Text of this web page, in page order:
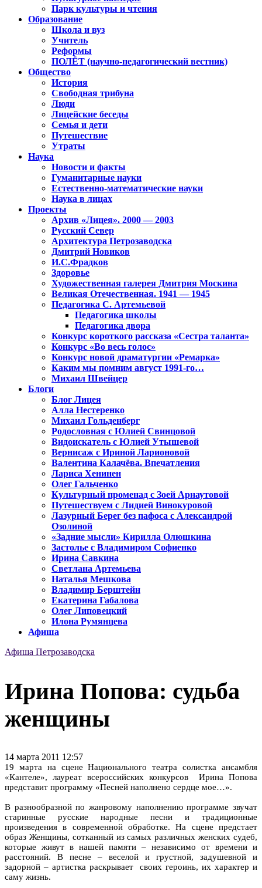
Парк культуры и чтения
Образование
Школа и вуз
Учитель
Реформы
ПОЛЁТ (научно-педагогический вестник)
Общество
История
Свободная трибуна
Люди
Лицейские беседы
Семья и дети
Путешествие
Утраты
Наука
Новости и факты
Гуманитарные науки
Естественно-математические науки
Наука в лицах
Проекты
Архив «Лицея». 2000 — 2003
Русский Север
Архитектура Петрозаводска
Дмитрий Новиков
И.С.Фрадков
Здоровье
Художественная галерея Дмитрия Москина
Великая Отечественная. 1941 — 1945
Педагогика С. Артемьевой
Педагогика школы
Педагогика двора
Конкурс короткого рассказа «Сестра таланта»
Конкурс «Во весь голос»
Конкурс новой драматургии «Ремарка»
Каким мы помним август 1991-го…
Михаил Швейцер
Блоги
Блог Лицея
Алла Нестеренко
Михаил Гольденберг
Родословная с Юлией Свинцовой
Видоискатель с Юлией Утышевой
Вернисаж с Ириной Ларионовой
Валентина Калачёва. Впечатления
Лариса Хенинен
Олег Гальченко
Культурный променад с Зоей Арнаутовой
Путешествуем с Лидией Винокуровой
Лазурный Берег без пафоса с Александрой
Озолиной
«Задние мысли» Кирилла Олюшкина
Застолье с Владимиром Софиенко
Ирина Савкина
Светлана Артемьева
Наталья Мешкова
Владимир Берштейн
Екатерина Габалова
Олег Липовецкий
Илона Румянцева
Афиша
Афиша Петрозаводска
Ирина Попова: судьба
женщины
14 марта 2011 12:57
19 марта на сцене Национального театра солистка ансамбля
«Кантеле», лауреат всероссийских конкурсов Ирина Попова
представит программу «Песней наполнено сердце мое…».
В разнообразной по жанровому наполнению программе звучат
старинные русские народные песни и традиционные
произведения в современной обработке. На сцене предстает
образ Женщины, сотканный из самых различных женских судеб,
которые живут в нашей памяти – независимо от времени и
расстояний. В песне – веселой и грустной, задушевной и
задорной – артистка раскрывает своих героинь, их характер и
саму жизнь.